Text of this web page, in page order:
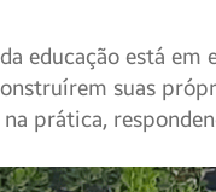
educação está em
suas
prática,